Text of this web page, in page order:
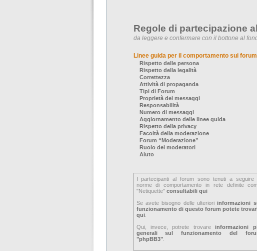
Regole di partecipazione
da leggere e confermare con il bottone al
Linee guida per il comportamento sui forum
Rispetto delle persona
Rispetto della legalità
Correttezza
Attività di propaganda
Tipi di Forum
Proprietà dei messaggi
Responsabilità
Numero di messaggi
Aggiornamento delle linee guida
Rispetto della privacy
Facoltà della moderazione
Forum “Moderazione”
Ruolo dei moderatori
Aiuto
I partecipanti al forum sono tenuti a seguire
norme di comportamento in rete definite
"Netiquette" consultabili qui
Se avete bisogno delle ulterioriinformazioni
funzionamento di questo forum potete
qui.
Qui, invece, potrete trovareinformazioni
generali sul funzionamento del
"phpBB3".